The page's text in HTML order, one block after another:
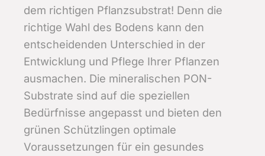
dem richtigen Pflanzsubstrat! Denn die
richtige Wahl des Bodens kann den
entscheidenden Unterschied in der
Entwicklung und Pflege Ihrer Pflanzen
ausmachen. Die mineralischen PON-
Substrate sind auf die speziellen
Bedürfnisse angepasst und bieten den
grünen Schützlingen optimale
Voraussetzungen für ein gesundes